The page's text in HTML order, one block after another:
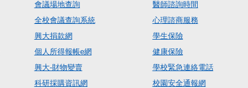
會議場地查詢
全校會議查詢系統
興大捐款網
個人所得報帳e網
興大-財物變賣
科研採購資訊網
醫師諮詢時間
心理諮商服務
學生保險
健康保險
學校緊急連絡電話
校園安全通報網